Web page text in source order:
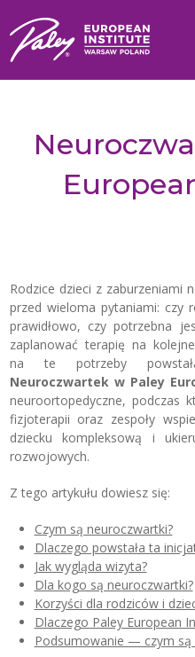
Rodzice dzieci z zaburzeniami
przed wieloma pytaniami: czy
prawidłowo, czy potrzebna
zaplanować terapię na
na te potrzeby
Neuroczwartek w Paley
neuroortopedyczne, podczas
fizjoterapii oraz zespoły
dziecku kompleksową i
rozwojowych.
Z tego artykułu dowiesz się:
Czym są neuroczwartki?
Dlaczego powstała ta
Jak wygląda wizyta?
Dla kogo są neuroczwartki?
Korzyści dla rodziców i
Dlaczego Paley European
Podsumowanie — czym są